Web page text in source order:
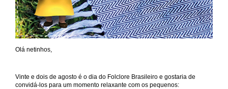
Olá netinhos,
Vinte e dois de agosto é o dia do Folclore Brasileiro e gostaria de
convidá-los para um momento relaxante com os pequenos: